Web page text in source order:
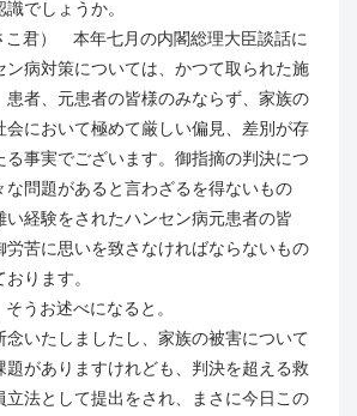
でしょうか。
君） 本年七月の内閣総理大臣談話に
ン病対策については、かつて取られた施
患者、元患者の皆様のみならず、家族の
会において極めて厳しい偏見、差別が存
る事実でございます。御指摘の判決につ
な問題があると言わざるを得ないもの
い経験をされたハンセン病元患者の皆
労苦に思いを致さなければならないもの
ります。
うお述べになると。
念いたしましたし、家族の被害について
題がありますけれども、判決を超える救
立法として提出をされ、まさに今日この